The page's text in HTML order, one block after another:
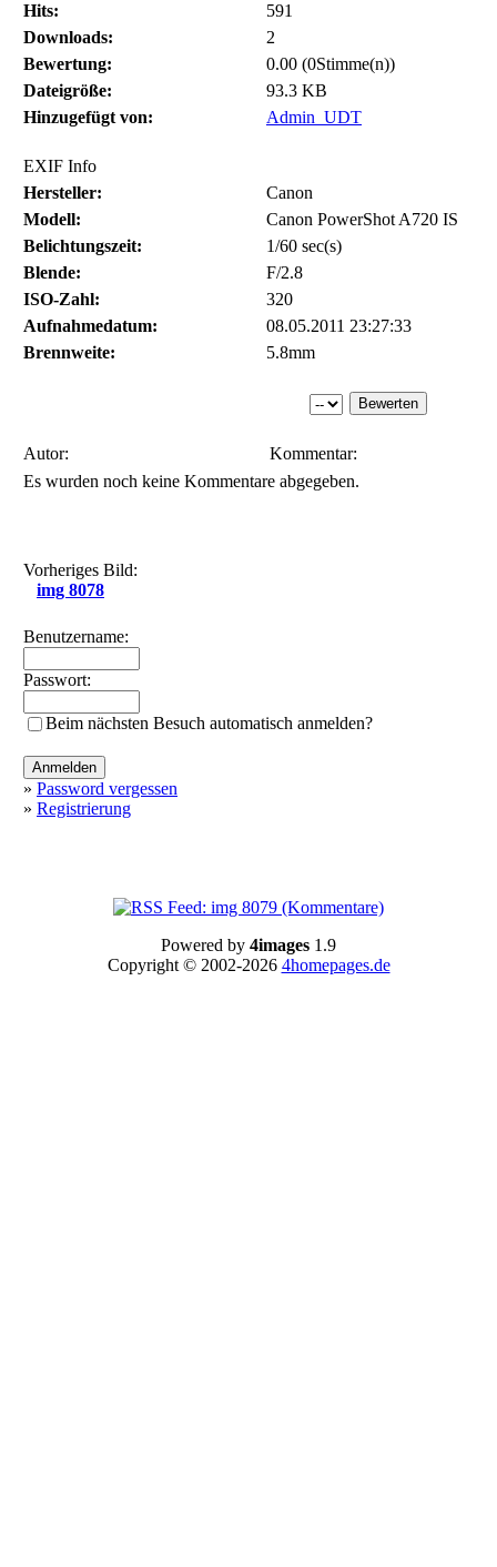
Hits:
591
Downloads:
2
Bewertung:
0.00 (0Stimme(n))
Dateigröße:
93.3 KB
Hinzugefügt von:
Admin_UDT
EXIF Info
Hersteller:
Canon
Modell:
Canon PowerShot A720 IS
Belichtungszeit:
1/60 sec(s)
Blende:
F/2.8
ISO-Zahl:
320
Aufnahmedatum:
08.05.2011 23:27:33
Brennweite:
5.8mm
Autor:
Kommentar:
Es wurden noch keine Kommentare abgegeben.
Vorheriges Bild:
img 8078
Benutzername:
Passwort:
Beim nächsten Besuch automatisch anmelden?
» Password vergessen
» Registrierung
Powered by 4images 1.9
Copyright © 2002-2026 4homepages.de